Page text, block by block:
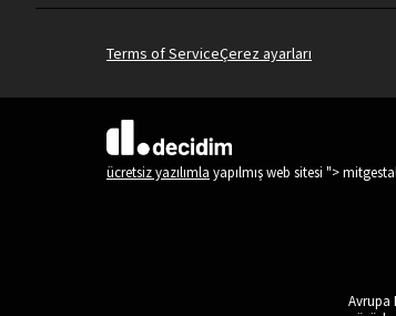
Terms of ServiceÇerez ayarları
(Dış bağlantı)
ücretsiz yazılımla yapılmış web sitesi ">
Avrupa